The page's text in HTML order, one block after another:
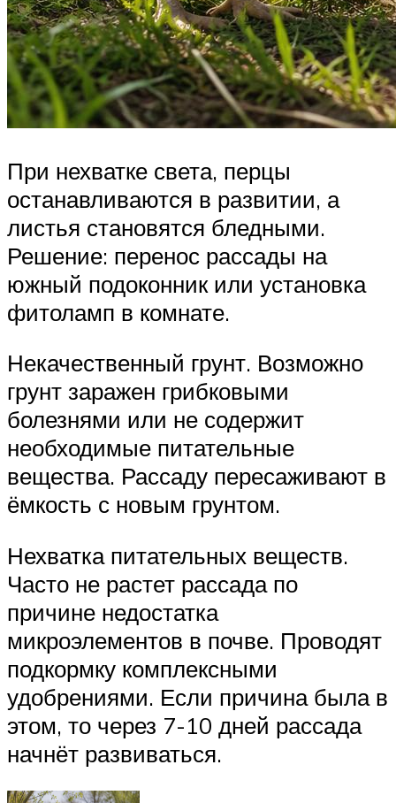
При нехватке света, перцы
останавливаются в развитии, а
листья становятся бледными.
Решение: перенос рассады на
южный подоконник или установка
фитоламп в комнате.
Некачественный грунт. Возможно
грунт заражен грибковыми
болезнями или не содержит
необходимые питательные
вещества. Рассаду пересаживают в
ёмкость с новым грунтом.
Нехватка питательных веществ.
Часто не растет рассада по
причине недостатка
микроэлементов в почве. Проводят
подкормку комплексными
удобрениями. Если причина была в
этом, то через 7-10 дней рассада
начнёт развиваться.